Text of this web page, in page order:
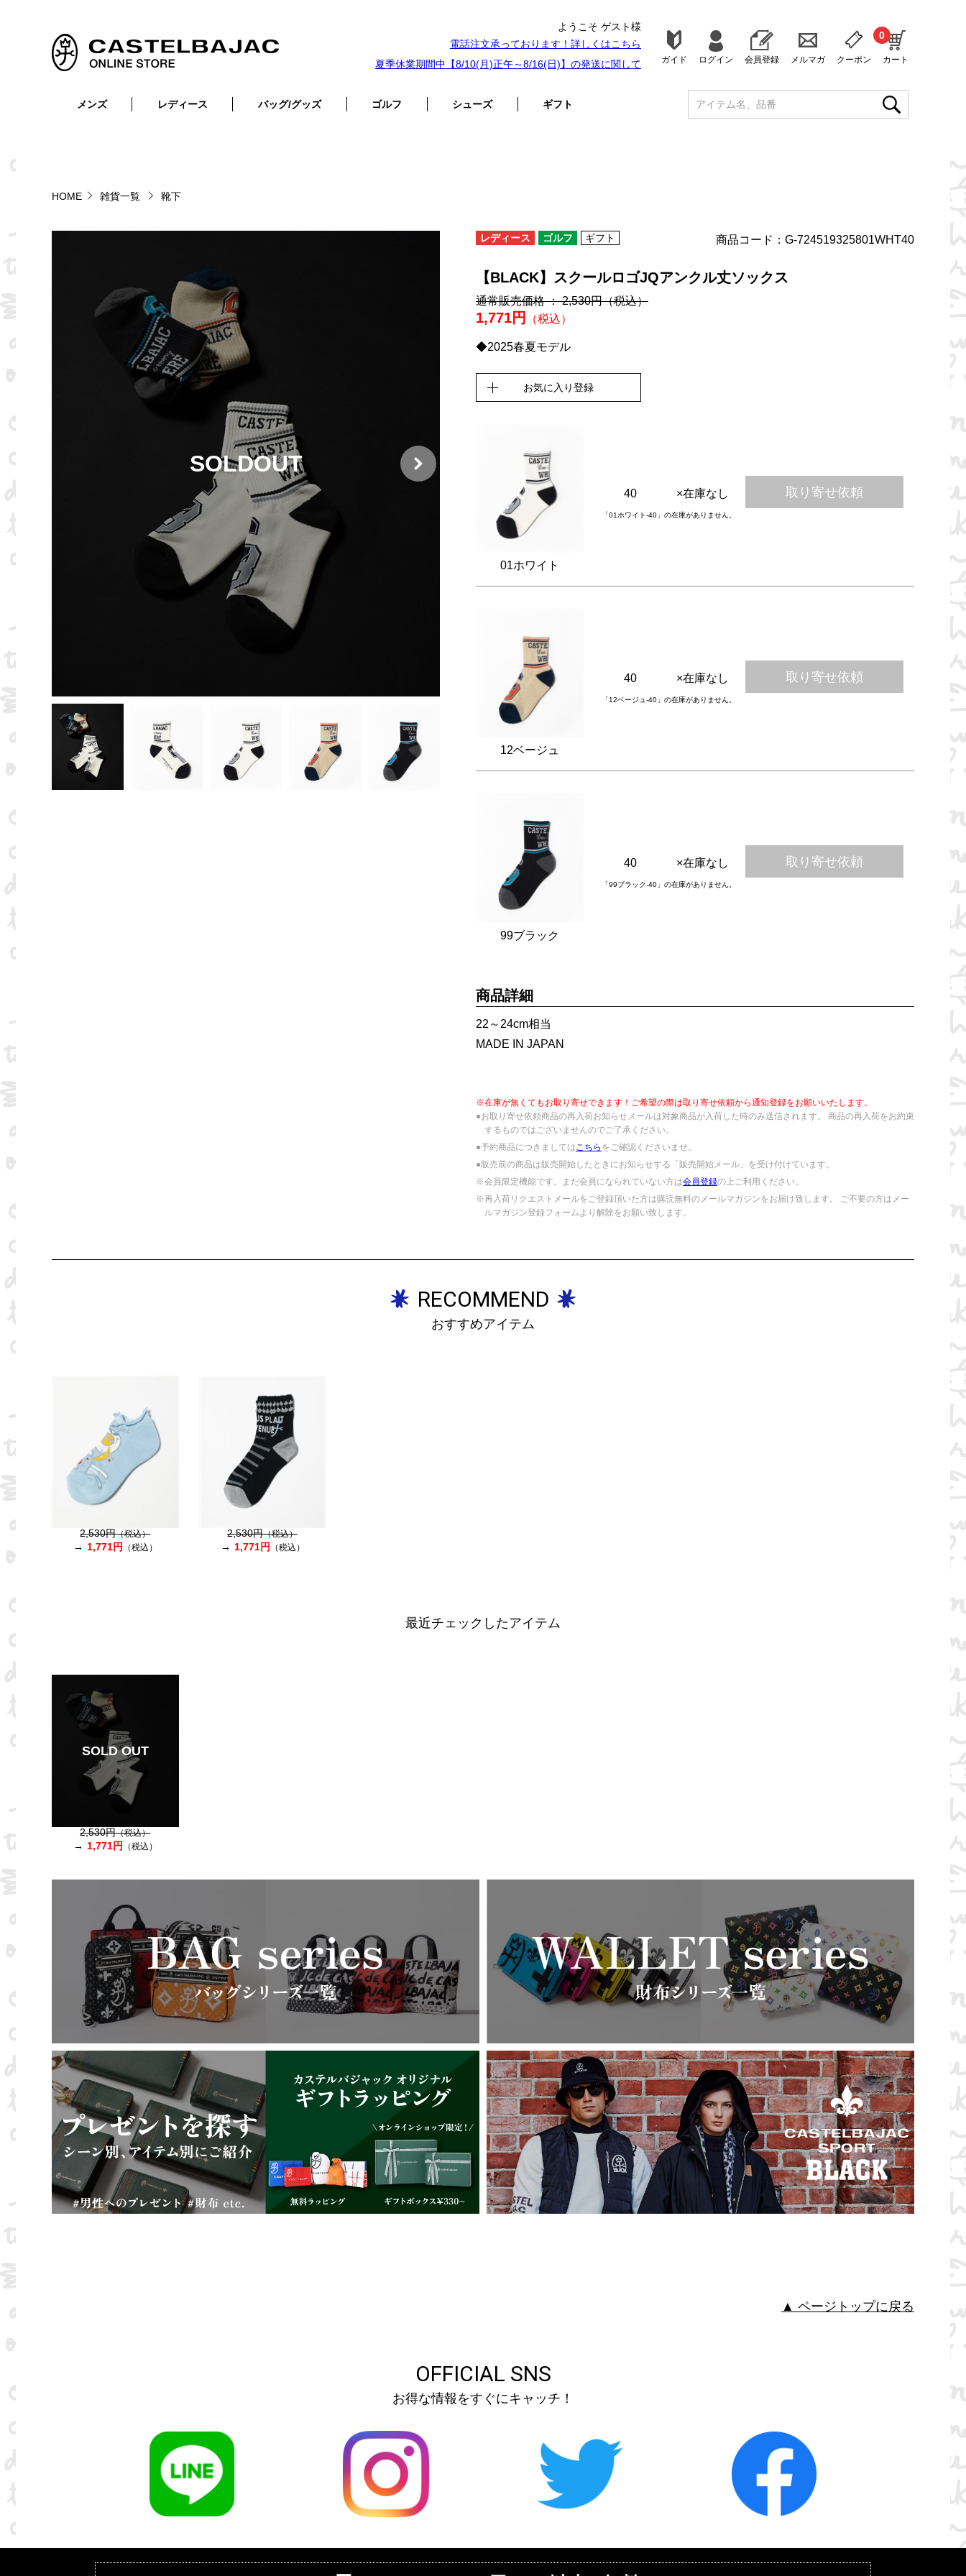
ようこそ ゲスト様
電話注文承っております！詳しくはこちら
夏季休業期間中【8/10(月)正午～8/16(日)】の発送に関して
ガイド ログイン 会員登録 メルマガ クーポン カート
0
メンズ レディース バッグ/グッズ ゴルフ シューズ ギフト
HOME 雑貨一覧 靴下
SOLDOUT
レディース ゴルフ ギフト 商品コード：G-724519325801WHT40
【BLACK】スクールロゴJQアンクル丈ソックス
通常販売価格 ： 2,530円（税込）
1,771円 （税込）
◆2025春夏モデル
お気に入り登録
01ホワイト
40 ×在庫なし 取り寄せ依頼
「01ホワイト-40」の在庫がありません。
12ベージュ
40 ×在庫なし 取り寄せ依頼
「12ベージュ-40」の在庫がありません。
99ブラック
40 ×在庫なし 取り寄せ依頼
「99ブラック-40」の在庫がありません。
商品詳細
22～24cm相当
MADE IN JAPAN
※在庫が無くてもお取り寄せできます！ご希望の際は取り寄せ依頼から通知登録をお願いいたします。
●お取り寄せ依頼商品の再入荷お知らせメールは対象商品が入荷した時のみ送信されます。 商品の再入荷をお約束
するものではございませんのでご了承ください。
●予約商品につきましては こちら をご確認くださいませ。
●販売前の商品は販売開始したときにお知らせする「販売開始メール」を受け付けています。
※会員限定機能です。まだ会員になられていない方は会員登録の上ご利用ください。
※再入荷リクエストメールをご登録頂いた方は購読無料のメールマガジンをお届け致します。 ご不要の方はメー
ルマガジン登録フォームより解除をお願い致します。
RECOMMEND
おすすめアイテム
2,530円（税込）
1,771円 （税込）
2,530円（税込）
1,771円 （税込）
最近チェックしたアイテム
SOLD OUT
2,530円（税込）
1,771円 （税込）
▲ ページトップに戻る
OFFICIAL SNS
お得な情報をすぐにキャッチ！